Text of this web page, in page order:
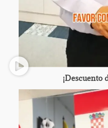
¡Descuento